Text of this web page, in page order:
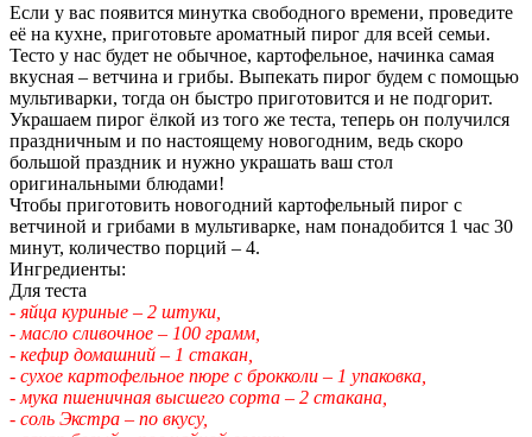
Если у вас появится минутка свободного времени, проведите
её на кухне, приготовьте ароматный пирог для всей семьи.
Тесто у нас будет не обычное, картофельное, начинка самая
вкусная – ветчина и грибы. Выпекать пирог будем с помощью
мультиварки, тогда он быстро приготовится и не подгорит.
Украшаем пирог ёлкой из того же теста, теперь он получился
праздничным и по настоящему новогодним, ведь скоро
большой праздник и нужно украшать ваш стол
оригинальными блюдами!
Чтобы приготовить новогодний картофельный пирог с
ветчиной и грибами в мультиварке, нам понадобится 1 час 30
минут, количество порций – 4.
Ингредиенты:
Для теста
- яйца куриные – 2 штуки,
- масло сливочное – 100 грамм,
- кефир домашний – 1 стакан,
- сухое картофельное пюре с брокколи – 1 упаковка,
- мука пшеничная высшего сорта – 2 стакана,
- соль Экстра – по вкусу,